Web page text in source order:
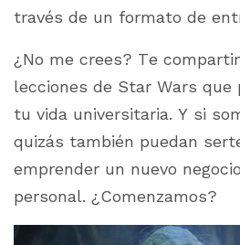
través de un formato de
¿No me crees? Te
lecciones de Star Wars que
tu vida universitaria. Y si
quizás también puedan
emprender un nuevo
personal. ¿Comenzamos?